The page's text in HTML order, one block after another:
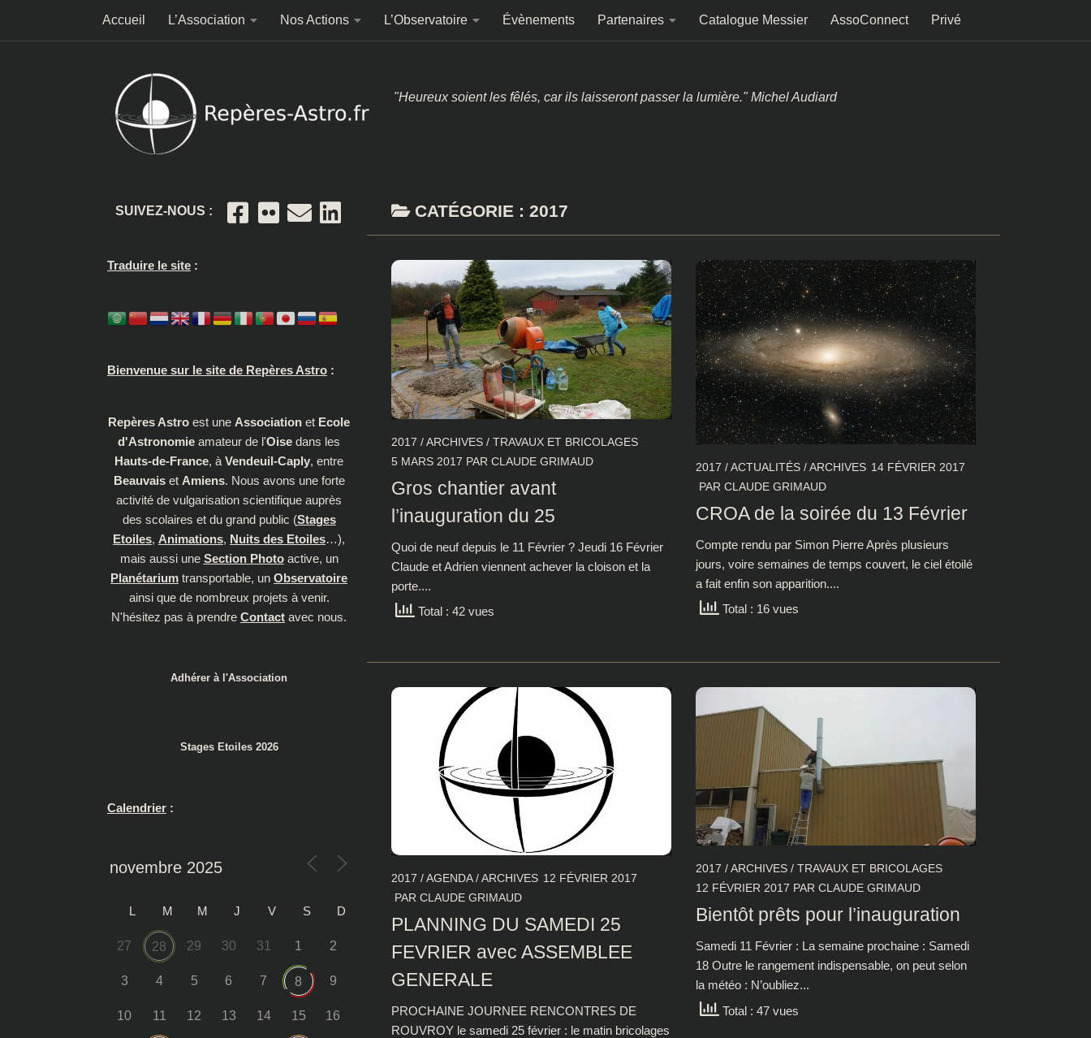
Skip to contentAccueil L’Association Nos Actions L’Observatoire Évènements Partenaires Catalogue Messier AssoConnect Privé
"Heureux soient les fêlés, car ils laisseront passer la lumière." Michel Audiard
CATÉGORIE : 2017
2017 /ARCHIVES / TRAVAUX ET BRICOLAGES
5 MARS 2017 PAR CLAUDE GRIMAUD
Gros chantier avant
l’inauguration du 25
Quoi de neuf depuis le 11 Février ? Jeudi 16 Février
Claude et Adrien viennent achever la cloison et la
porte....
Total : 42 vues
2017 /ACTUALITÉS /ARCHIVES 14 FÉVRIER 2017
PAR CLAUDE GRIMAUD
CROA de la soirée du 13 Février
Compte rendu par Simon Pierre Après plusieurs
jours, voire semaines de temps couvert, le ciel étoilé
a fait enfin son apparition....
Total : 16 vues
2017 /AGENDA/ARCHIVES 12 FÉVRIER 2017
PAR CLAUDE GRIMAUD
PLANNING DU SAMEDI 25
FEVRIER avec ASSEMBLEE
GENERALE
PROCHAINE JOURNEE RENCONTRES DE
ROUVROY le samedi 25 février : le matin bricolages
2017 /ARCHIVES / TRAVAUX ET BRICOLAGES
12 FÉVRIER 2017 PAR CLAUDE GRIMAUD
Bientôt prêts pour l’inauguration
Samedi 11 Février : La semaine prochaine : Samedi
18 Outre le rangement indispensable, on peut selon
la météo : N’oubliez...
Total : 47 vues
SUIVEZ-NOUS :
Traduire le site :
Bienvenue sur le site de Repères Astro :
Repères Astro est une Association et Ecole
d'Astronomie amateur de l'Oise dans les
Hauts-de-France, à Vendeuil-Caply, entre
Beauvaiset Amiens. Nous avons une forte
activité de vulgarisation scientifique auprès
des scolaires et du grand public (Stages
Etoiles, Animations, Nuits des Etoiles…),
mais aussi une Section Photoactive, un
Planétarium transportable, un Observatoire
ainsi que de nombreux projets à venir.
N'hésitez pas à prendre Contact avec nous.
Adhérer à l'Association
Stages Etoiles 2026
Calendrier :
L M M J V S D
27 28 29 30 31 1 2
3 4 5 6 7 8 9
10 11 12 13 14 15 16